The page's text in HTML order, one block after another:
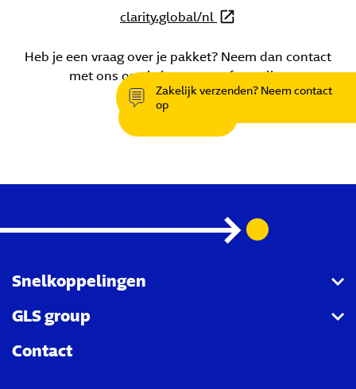
clarity.global/nl
Heb je een vraag over je pakket? Neem dan contact
met ons op via het contactformulier.
Zakelijk verzenden? Neem contact
op
Snelkoppelingen
GLS API
LabelLite
GLS group
Group page
Contact